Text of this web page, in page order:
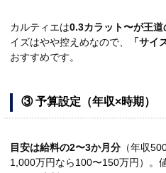
カルティエは0.3カラット〜が王道
イズはやや控えめなので、
「サイ
おすすめです。
③ 予算設定（年収×時期）
目安は給料の2〜3か月分 （年収
1,000万円なら100〜150万円）。